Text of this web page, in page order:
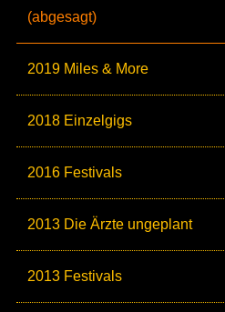
(abgesagt)
2019 Miles & More
2018 Einzelgigs
2016 Festivals
2013 Die Ärzte ungeplant
2013 Festivals